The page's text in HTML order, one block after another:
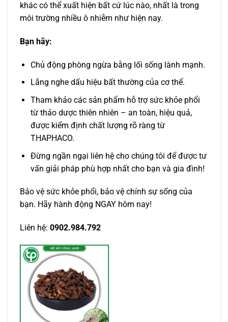
khác có thể xuất hiện bất cứ lúc nào, nhất là trong
môi trường nhiều ô nhiễm như hiện nay.
Bạn hãy:
Chủ động phòng ngừa bằng lối sống lành mạnh.
Lắng nghe dấu hiệu bất thường của cơ thể.
Tham khảo các sản phẩm hỗ trợ sức khỏe phổi
từ thảo dược thiên nhiên – an toàn, hiệu quả,
được kiểm định chất lượng rõ ràng từ
THAPHACO.
Đừng ngần ngại liên hệ cho chúng tôi để được tư
vấn giải pháp phù hợp nhất cho bạn và gia đình!
Bảo vệ sức khỏe phổi, bảo vệ chính sự sống của
bạn. Hãy hành động NGAY hôm nay!
Liên hệ: 0902.984.792